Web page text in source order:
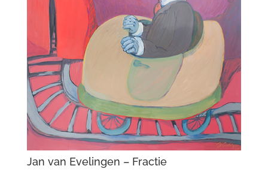
Jan van Evelingen – Fractie